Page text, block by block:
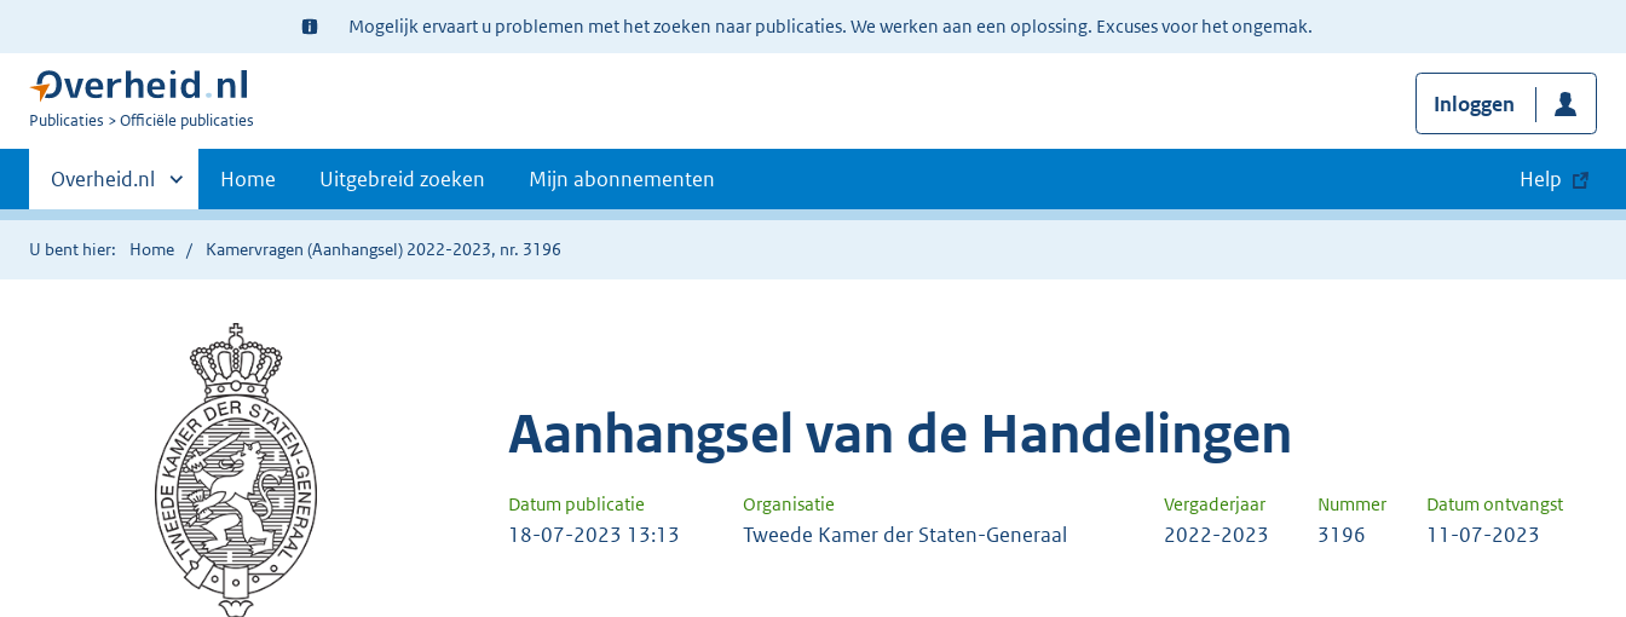
Ter
informatie:
Mogelijk ervaart u problemen met het zoeken naar publicaties. We werken aan een oplossing. Excuses voor het ongemak.
U
Publicaties Officiële publicaties
Inloggen
Primaire
navigatie
Andere
sites
binnen
Overheid.nl Home Uitgebreid zoeken Mijn abonnementen Help
U bent hier: Home Kamervragen (Aanhangsel) 2022-2023, nr. 3196
Aanhangsel van de Handelingen
Datum publicatie Organisatie Vergaderjaar Nummer Datum ontvangst
18-07-2023 13:13 Tweede Kamer der Staten-Generaal 2022-2023 3196 11-07-2023